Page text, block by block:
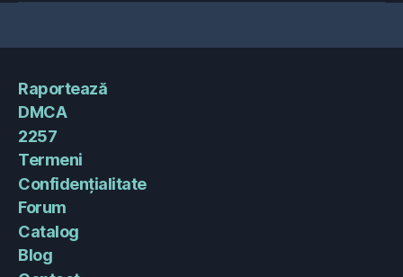
Raportează
DMCA
2257
Termeni
Confidențialitate
Forum
Catalog
Blog